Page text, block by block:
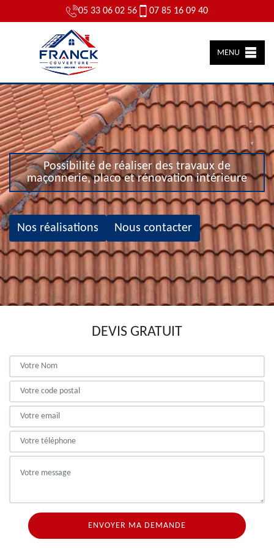
05 33 06 02 56 07 85 16 09 40
MENU
Possibilité de réaliser des travaux de
maçonnerie, placo et rénovation intérieure
Nos réalisations Nous contacter
DEVIS GRATUIT